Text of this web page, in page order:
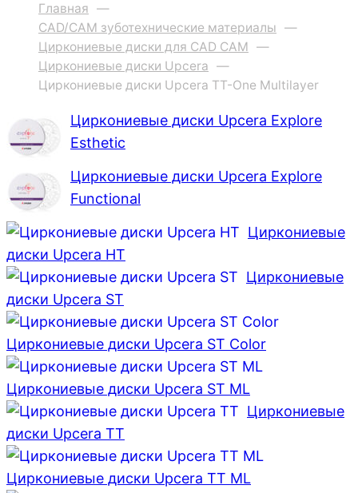
Главная —
CAD/CAM зуботехнические материалы —
Циркониевые диски для CAD CAM —
Циркониевые диски Upcera —
Циркониевые диски Upcera TT-One Multilayer
Циркониевые диски Upcera Explore
Esthetic
Циркониевые диски Upcera Explore
Functional
Циркониевые
диски Upcera HT
Циркониевые
диски Upcera ST
Циркониевые диски Upcera ST Color
Циркониевые диски Upcera ST ML
Циркониевые
диски Upcera TT
Циркониевые диски Upcera TT ML